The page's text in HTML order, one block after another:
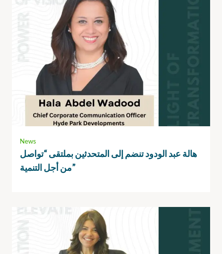
News
هالة عبد الودود تنضم إلى المتحدثين بملتقى “تواصل
من أجل التنمية”